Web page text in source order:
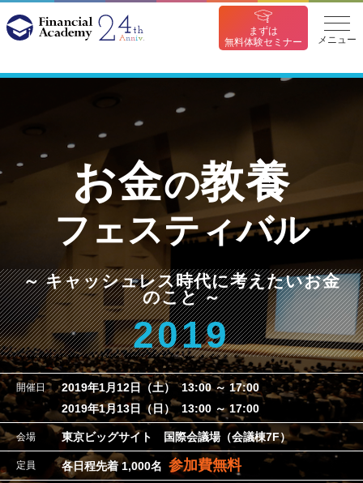
まずは
無料体験セミナー
メニュー
お金の教養
フェスティバル
～ キャッシュレス時代に考えたいお金
のこと ～
2019
開催日 2019年1月12日（土） 13:00 ～ 17:00
2019年1月13日（日） 13:00 ～ 17:00
会場 東京ビッグサイト 国際会議場（会議棟7F）
定員 各日程先着 1,000名 参加費無料